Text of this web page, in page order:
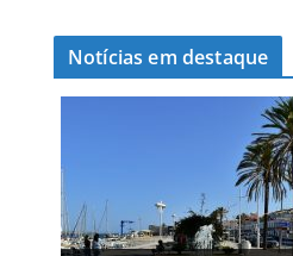
Notícias em destaque